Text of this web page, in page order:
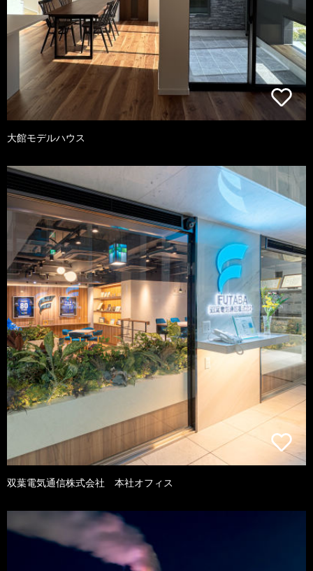
大館モデルハウス
双葉電気通信株式会社 本社オフィス